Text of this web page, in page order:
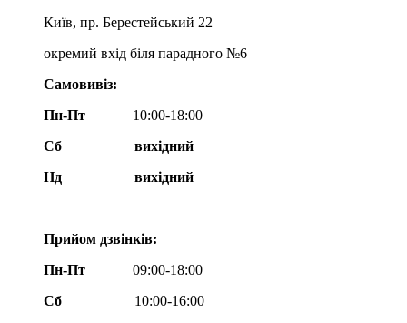
Київ, пр. Берестейський 22
окремий вхід біля парадного №6
Самовивіз:
Пн-Пт
10:00-18:00
Сб
вихідний
Нд
вихідний
Прийом дзвінків:
Пн-Пт
09:00-18:00
Сб
10:00-16:00